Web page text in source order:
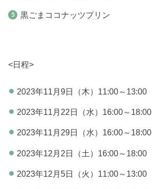
黒ごまココナッツプリン
<日程>
2023年11月9日（木）11:00～13:00
2023年11月22日（水）16:00～18:00
2023年11月29日（水）16:00～18:00
2023年12月2日（土）16:00～18:00
2023年12月5日（火）11:00～13:00